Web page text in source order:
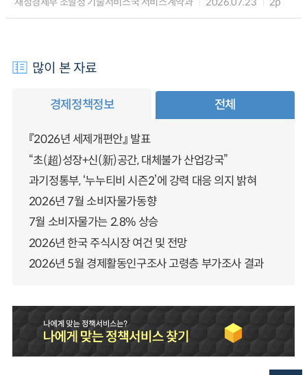
많이 본 자료
경제정책정보 전체
『2026년 세제개편안』 발표
“초(超)성장+신(新)공간, 대체불가 산업강국”
과기정통부, ‘누누티비 시즌2’에 강력 대응 의지 밝혀
2026년 7월 소비자물가동향
7월 소비자물가는 2.8% 상승
2026년 한국 주식시장 여건 및 전망
2026년 5월 경제활동인구조사 고령층 부가조사 결과